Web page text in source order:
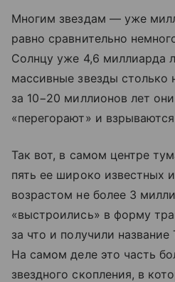
Многим звездам — уже
равно сравнительно
Солнцу уже 4,6 миллиарда
массивные звезды столько
за 10−20 миллионов лет
«перегорают» и
Так вот, в самом центре
пять ее широко известных
возрастом не более 3
«выстроились» в форму
за что и получили
На самом деле это часть
звездного скопления, в